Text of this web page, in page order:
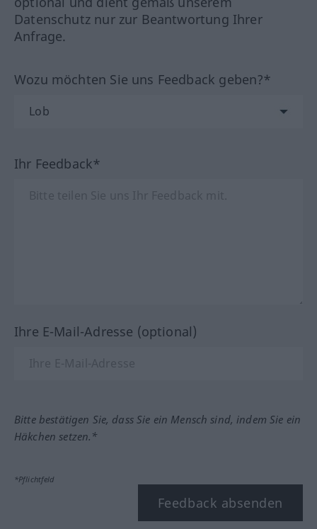
Datenschutz nur zur Beantwortung Ihrer
Anfrage.
Wozu möchten Sie uns Feedback geben?*
Ihr Feedback*
Ihre E-Mail-Adresse (optional)
Bitte bestätigen Sie, dass Sie ein Mensch sind, indem Sie ein
Häkchen setzen.*
*Pflichtfeld
Feedback absenden